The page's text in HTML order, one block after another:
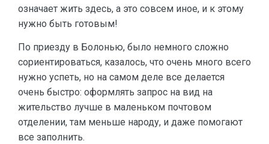
означает жить здесь, а это совсем иное, и к этому
нужно быть готовым!
По приезду в Болонью, было немного сложно
сориентироваться, казалось, что очень много всего
нужно успеть, но на самом деле все делается
очень быстро: оформлять запрос на вид на
жительство лучше в маленьком почтовом
отделении, там меньше народу, и даже помогают
все заполнить.